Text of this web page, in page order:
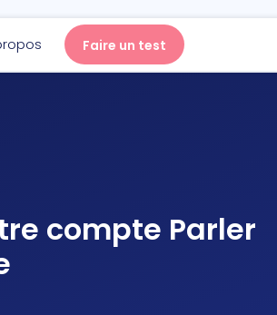
Faire un test
compte Parler